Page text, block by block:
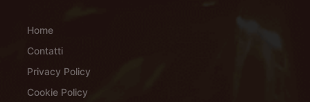
Home
Contatti
Privacy Policy
Cookie Policy